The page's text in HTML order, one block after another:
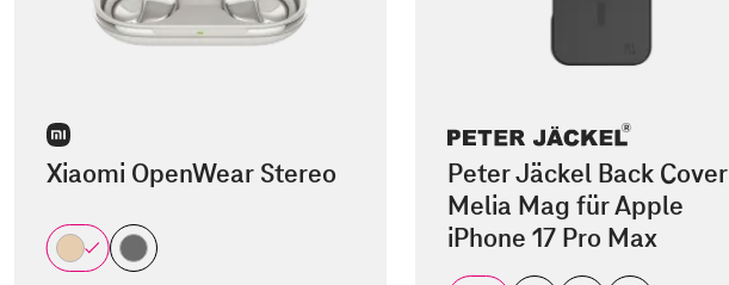
Xiaomi OpenWear Stereo
Peter Jäckel Back Cover
Melia Mag für Apple
iPhone 17 Pro Max